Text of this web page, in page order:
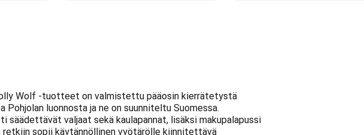
Wolf -tuotteet on valmistettu pääosin kierrätetystä
luonnosta ja ne on suunniteltu Suomessa.
valjaat sekä kaulapannat, lisäksi makupalapussi
sopii käytännöllinen vyötärölle kiinnitettävä